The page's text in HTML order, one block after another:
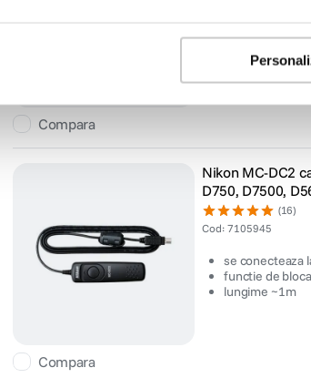
Compara
Compatibil: Z6,
Incarcatoare
Adaptor
Compara
Nikon MC-DC2
D750, D7500,
(16)
Cod: 7105945
se conecteaza
functie de
lungime ~1m